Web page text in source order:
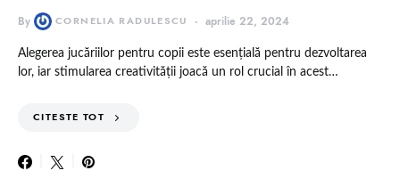
By CORNELIA RADULESCU aprilie 22, 2024
Alegerea jucăriilor pentru copii este esențială pentru dezvoltarea
lor, iar stimularea creativității joacă un rol crucial în acest…
CITESTE TOT